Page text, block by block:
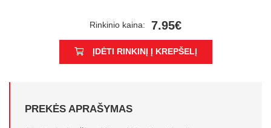
Rinkinio kaina: 7.95€
ĮDĖTI RINKINĮ Į KREPŠELĮ
PREKĖS APRAŠYMAS